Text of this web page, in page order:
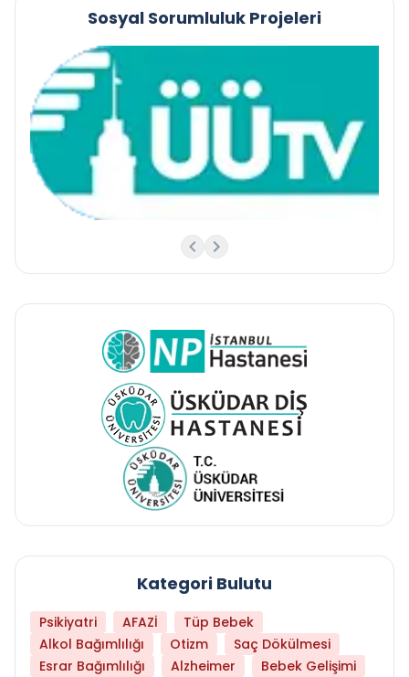
Sosyal Sorumluluk Projeleri
Kategori Bulutu
Psikiyatri AFAZİ
Tüp Bebek
Alkol Bağımlılığı
Otizm
Saç Dökülmesi
Esrar Bağımlılığı
Alzheimer
Bebek Gelişimi